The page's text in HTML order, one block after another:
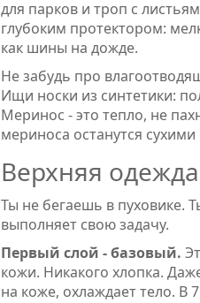
для парков и троп с
глубоким протектором:
как шины на дожде.
Не забудь про
Ищи носки из синтетики:
Меринос - это тепло, не
мериноса останутся сухими
Верхняя
Ты не бегаешь в пуховике.
выполняет свою задачу.
Первый слой - базовый.
кожи. Никакого хлопка.
на коже, охлаждает тело. В